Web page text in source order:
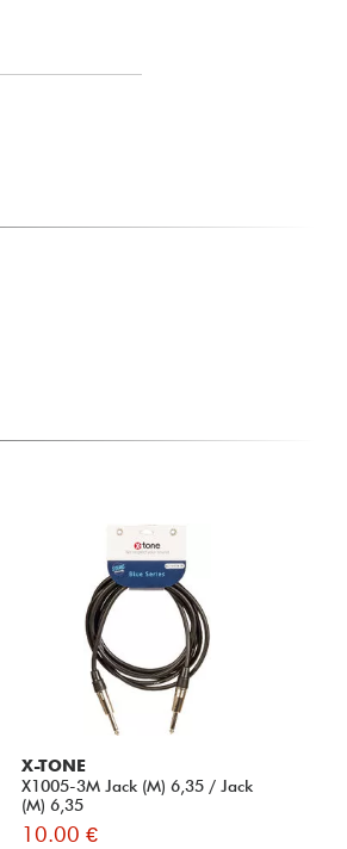
X-TONE
X1005-3M Jack (M) 6,35 / Jack
(M) 6,35
10.00 €